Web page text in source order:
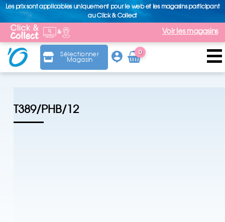
Les prix sont applicables uniquement pour le web et les magasins participant
au Click & Collect
Voir les magasins
Sélectionner
Magasin
0
Arti
cle
T389/PHB/12